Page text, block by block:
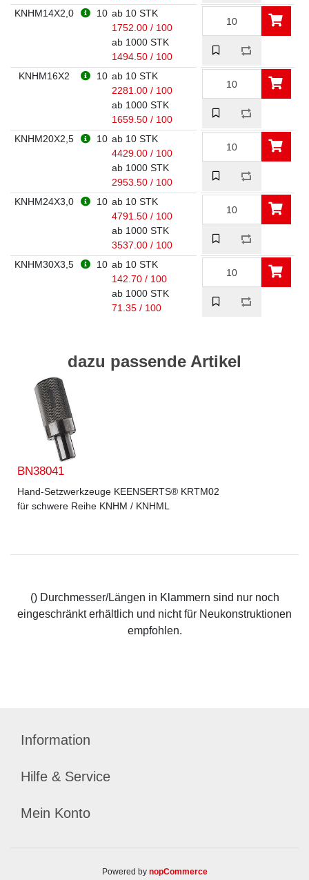
KNHM14X2,0
10 ab 10 STK
1752.00 / 100
ab 1000 STK
1494.50 / 100
KNHM16X2
10 ab 10 STK
2281.00 / 100
ab 1000 STK
1659.50 / 100
KNHM20X2,5
10 ab 10 STK
4429.00 / 100
ab 1000 STK
2953.50 / 100
KNHM24X3,0
10 ab 10 STK
4791.50 / 100
ab 1000 STK
3537.00 / 100
KNHM30X3,5
10 ab 10 STK
142.70 / 100
ab 1000 STK
71.35 / 100
dazu passende Artikel
BN38041
Hand-Setzwerkzeuge KEENSERTS® KRTM02
für schwere Reihe KNHM / KNHML
() Durchmesser/Längen in Klammern sind nur noch
eingeschränkt erhältlich und nicht für Neukonstruktionen
empfohlen.
Information
Hilfe & Service
Mein Konto
Powered by nopCommerce